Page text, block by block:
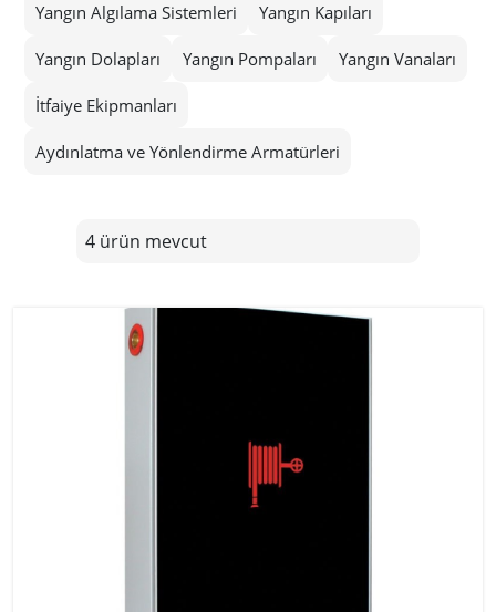
Yangın Algılama Sistemleri Yangın Kapıları
Yangın Dolapları Yangın Pompaları Yangın Vanaları
İtfaiye Ekipmanları
Aydınlatma ve Yönlendirme Armatürleri
4 ürün mevcut